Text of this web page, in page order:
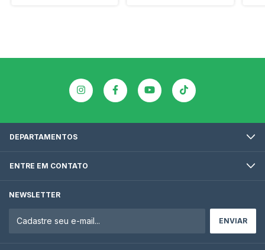
DEPARTAMENTOS
ENTRE EM CONTATO
NEWSLETTER